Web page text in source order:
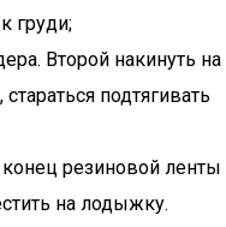
груди;
Второй накинуть на
подтягивать
конец резиновой ленты
на лодыжку.